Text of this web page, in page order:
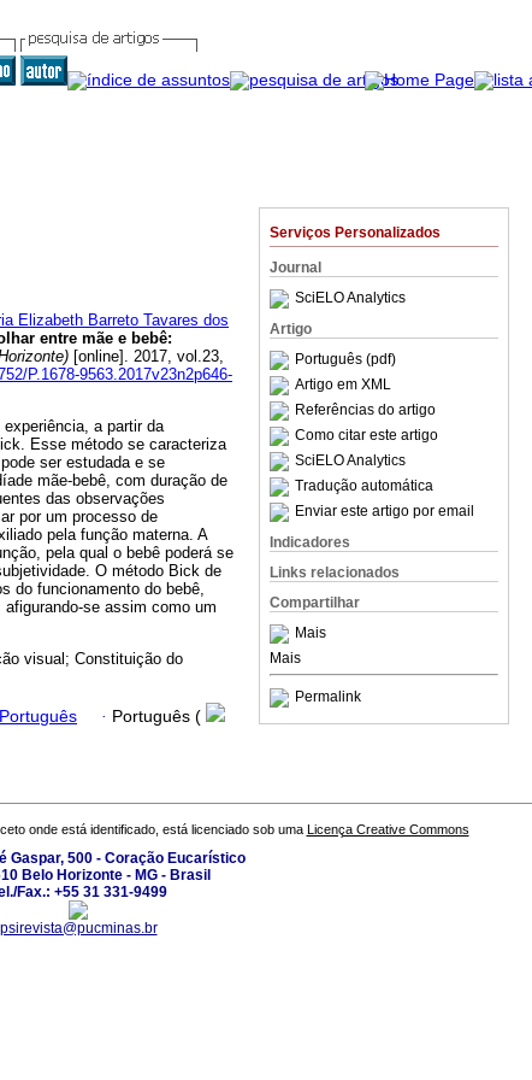
Serviços Personalizados
Journal
SciELO Analytics
Artigo
Português (pdf)
Artigo em XML
Referências do artigo
Como citar este artigo
SciELO Analytics
Tradução automática
Enviar este artigo por email
Indicadores
Links relacionados
Compartilhar
Mais
Mais
Permalink
Elizabeth Barreto Tavares dos
entre mãe e bebê:
[online]. 2017, vol.23,
P.1678-9563.2017v23n2p646-
a partir da
Esse método se caracteriza
ser estudada e se
mãe-bebê, com duração de
das observações
por um processo de
pela função materna. A
pela qual o bebê poderá se
O método Bick de
do funcionamento do bebê,
se assim como um
visual; Constituição do
· Português (
onde está identificado, está licenciado sob uma Licença Creative Commons
Gaspar, 500 - Coração Eucarístico
Belo Horizonte - MG - Brasil
Fax.: +55 31 331-9499
psirevista@pucminas.br